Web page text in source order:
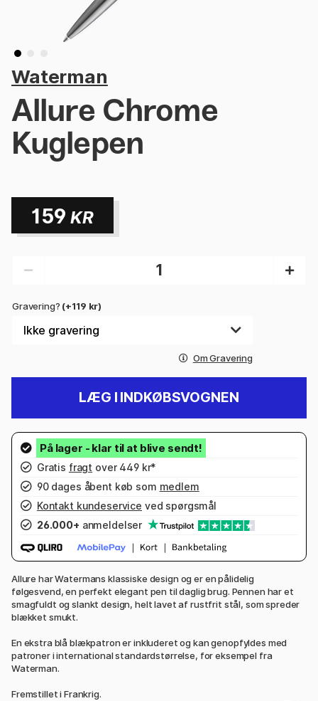
Waterman
Allure Chrome
Kuglepen
159 KR
Gravering? (+119 kr)
Om Gravering
LÆG I INDKØBSVOGNEN
Gratis fragt over 449 kr*
90 dages åbent køb som medlem
Kontakt kundeservice ved spørgsmål
26.000+ anmeldelser
Allure har Watermans klassiske design og er en pålidelig
følgesvend, en perfekt elegant pen til daglig brug. Pennen har et
smagfuldt og slankt design, helt lavet af rustfrit stål, som spreder
blækket smukt.
En ekstra blå blækpatron er inkluderet og kan genopfyldes med
patroner i international standardstørrelse, for eksempel fra
Waterman.
Fremstillet i Frankrig.